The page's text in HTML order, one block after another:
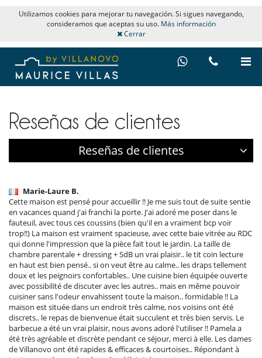
Utilizamos cookies para mejorar tu navegación. Si sigues navegando,
consideramos que aceptas su uso. Más información
Cerrar
Reseñas de clientes
Reseñas de clientes
Marie-Laure B.
Cette maison est pensé pour accueillir !! Je me suis tout de suite sentie
en vacances quand j'ai franchi la porte. J'ai adoré me poser dans le
fauteuil, avec tous ces coussins (bien qu'il en a vraiment bcp voir
trop!!) La maison est vraiment spacieuse, avec cette baie vitrée au RDC
qui donne l'impression que la pièce fait tout le jardin. La taille de
chambre parentale + dressing + SdB un vrai plaisir.. le tit coin lecture
en haut est bien pensé.. si on veut être au calme.. les draps tellement
doux et les peignoirs confortables.. Une cuisine bien équipée ouverte
avec possibilité de discuter avec les autres.. mais en même pouvoir
cuisiner sans l'odeur envahissent toute la maison.. formidable !! La
maison est située dans un endroit très calme, nos voisins ont été
discrets.. le repas de bienvenue était succulent et très bien servis. Le
barbecue a été un vrai plaisir, nous avons adoré l'utiliser !! Pamela a
été très agréable et discrète pendant ce séjour, merci à elle. Les dames
de Villanovo ont été rapides & efficaces & courtoises.. Répondant à